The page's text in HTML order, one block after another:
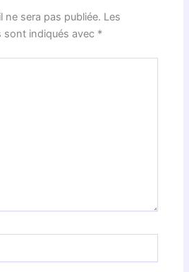
ne sera pas publiée. Les
indiqués avec *